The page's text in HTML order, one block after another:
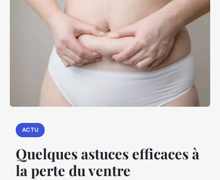
ACTU
Quelques astuces efficaces à
la perte du ventre